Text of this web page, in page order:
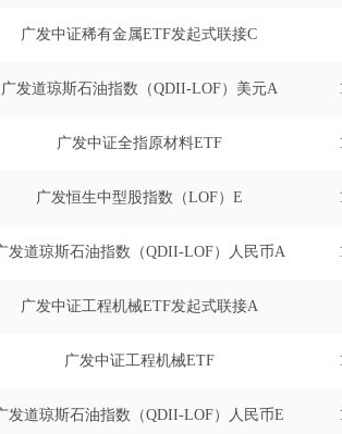
广发中证稀有金属ETF发起式联接C
广发道琼斯石油指数（QDII-LOF）美元A
广发中证全指原材料ETF
广发恒生中型股指数（LOF）E
发道琼斯石油指数（QDII-LOF）人民币A
广发中证工程机械ETF发起式联接A
广发中证工程机械ETF
发道琼斯石油指数（QDII-LOF）人民币E